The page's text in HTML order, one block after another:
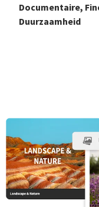
Documentaire,
Duurzaamheid